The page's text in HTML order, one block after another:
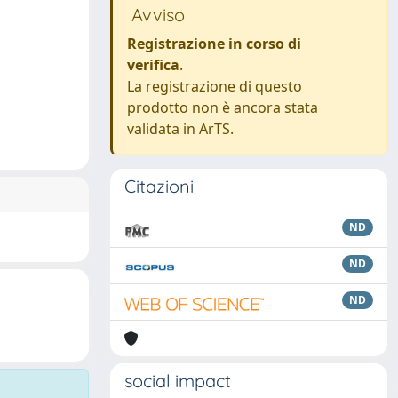
Avviso
Registrazione in corso di
verifica.
La registrazione di questo
prodotto non è ancora stata
validata in ArTS.
Citazioni
ND
ND
ND
social impact